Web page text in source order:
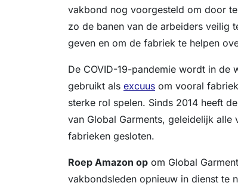
vakbond nog voorgesteld om door
zo de banen van de arbeiders veilig
geven en om de fabriek te helpen
De COVID-19-pandemie wordt in de
gebruikt als excuus om vooral
sterke rol spelen. Sinds 2014 heeft
van Global Garments, geleidelijk
fabrieken gesloten.
Roep Amazon op om Global
vakbondsleden opnieuw in dienst te